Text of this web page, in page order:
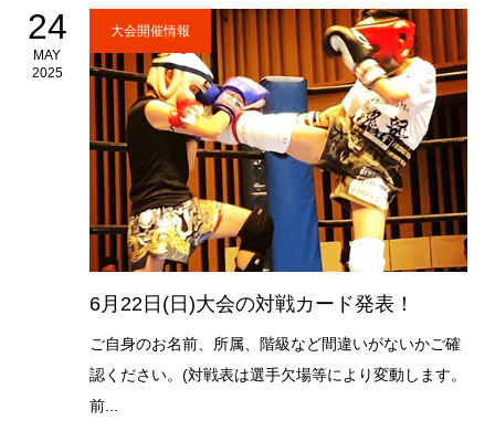
24
MAY
2025
大会開催情報
6月22日(日)大会の対戦カード発表！
ご自身のお名前、所属、階級など間違いがないかご確
認ください。(対戦表は選手欠場等により変動します。
前...